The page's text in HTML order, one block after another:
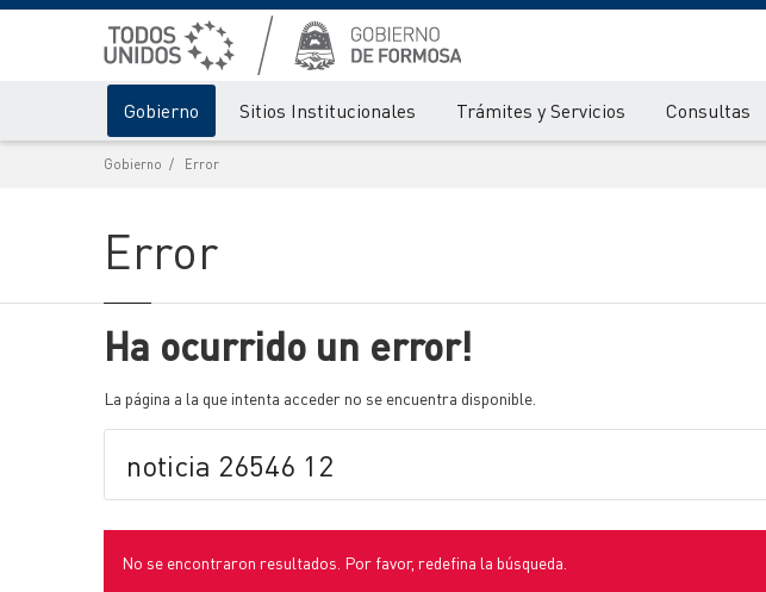
Gobierno Sitios Institucionales Trámites y Servicios Consultas
Gobierno Error
Error
Ha ocurrido un error!
La página a la que intenta acceder no se encuentra disponible.
No se encontraron resultados. Por favor, redefina la búsqueda.